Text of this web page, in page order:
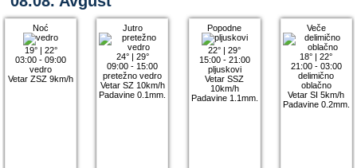
Noć
19°| 22°
03:00 - 09:00
vedro
Vetar ZSZ 9km/h
Jutro
24°| 29°
09:00 - 15:00
pretežno vedro
Vetar SZ 10km/h
Padavine 0.1mm.
Popodne
22° |29°
15:00 - 21:00
pljuskovi
Vetar SSZ
10km/h
Padavine 1.1mm.
Veče
18° |22°
21:00 - 03:00
delimično
oblačno
Vetar SI 5km/h
Padavine 0.2mm.